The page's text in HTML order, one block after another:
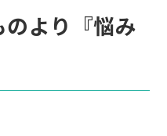
のより『悩み